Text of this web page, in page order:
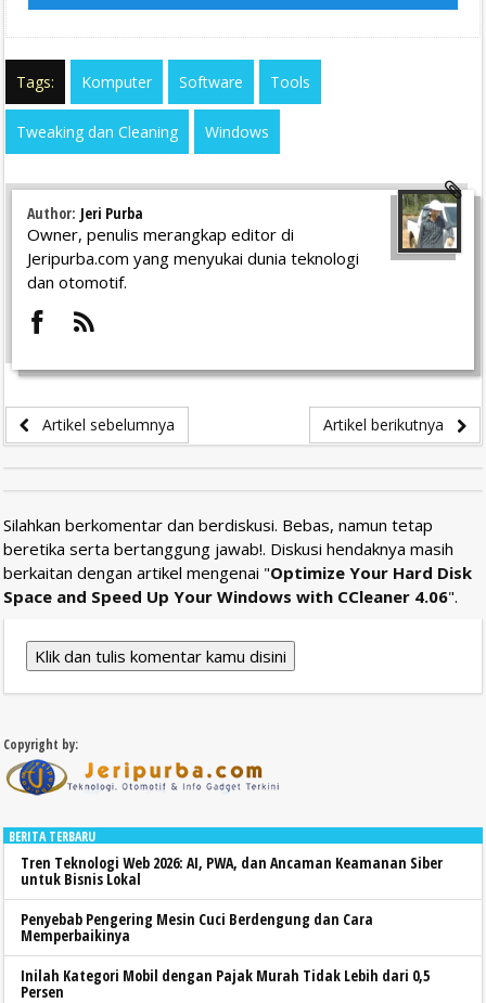
Tags: Komputer Software Tools
Tweaking dan Cleaning Windows
Author: Jeri Purba
Owner, penulis merangkap editor di
Jeripurba.com yang menyukai dunia teknologi
dan otomotif.
Artikel sebelumnya Artikel berikutnya
Silahkan berkomentar dan berdiskusi. Bebas, namun tetap
beretika serta bertanggung jawab!. Diskusi hendaknya masih
berkaitan dengan artikel mengenai "Optimize Your Hard Disk
Space and Speed Up Your Windows with CCleaner 4.06".
Klik dan tulis komentar kamu disini
Copyright by:
BERITA TERBARU
Tren Teknologi Web 2026: AI, PWA, dan Ancaman Keamanan Siber
untuk Bisnis Lokal
Penyebab Pengering Mesin Cuci Berdengung dan Cara
Memperbaikinya
Inilah Kategori Mobil dengan Pajak Murah Tidak Lebih dari 0,5
Persen